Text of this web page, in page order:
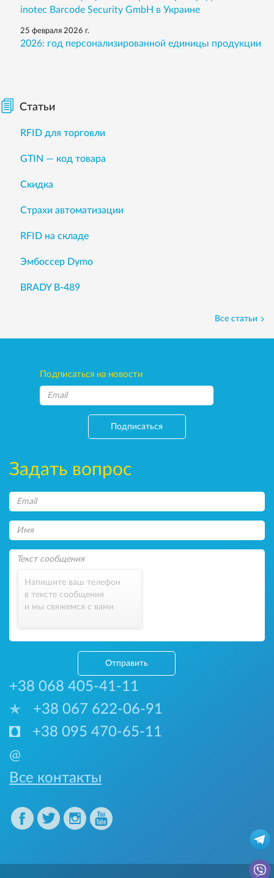
inotec Barcode Security GmbH в Украине
25 февраля 2026 г.
2026: год персонализированной единицы продукции
Статьи
RFID для торговли
GTIN — код товара
Скидка
Страхи автоматизации
RFID на складе
Эмбоссер Dymo
BRADY B-489
Все статьи
Подписаться на новости
Подписаться
Задать вопрос
Напишите ваш телефон
в тексте сообщения
и мы свяжемся с вами
Отправить
+38 068 405-41-11
+38 067 622-06-91
+38 095 470-65-11
@
Все контакты